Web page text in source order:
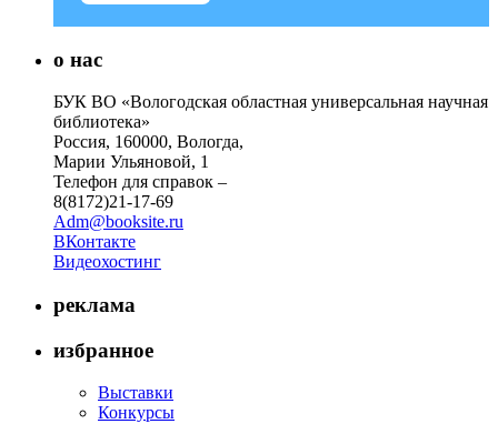
о нас
БУК ВО «Вологодская областная универсальная научная
библиотека»
Россия, 160000, Вологда,
Марии Ульяновой, 1
Телефон для справок –
8(8172)21-17-69
Adm@booksite.ru
ВКонтакте
Видеохостинг
реклама
избранное
Выставки
Конкурсы